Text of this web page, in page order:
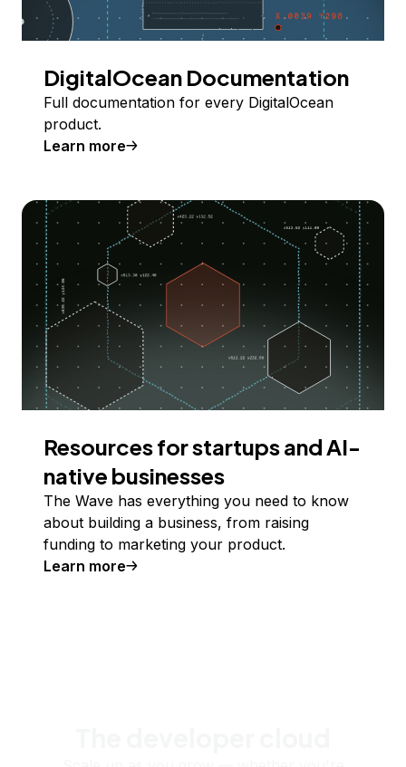
DigitalOcean Documentation
Full documentation for every DigitalOcean
product.
Learn more
Resources for startups and AI-
native businesses
The Wave has everything you need to know
about building a business, from raising
funding to marketing your product.
Learn more